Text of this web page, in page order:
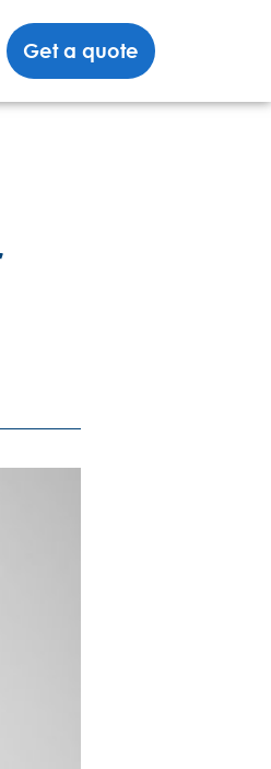
Get a quote